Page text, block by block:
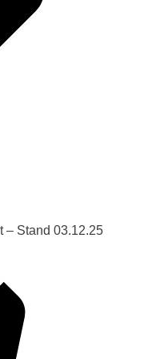
– Stand 03.12.25